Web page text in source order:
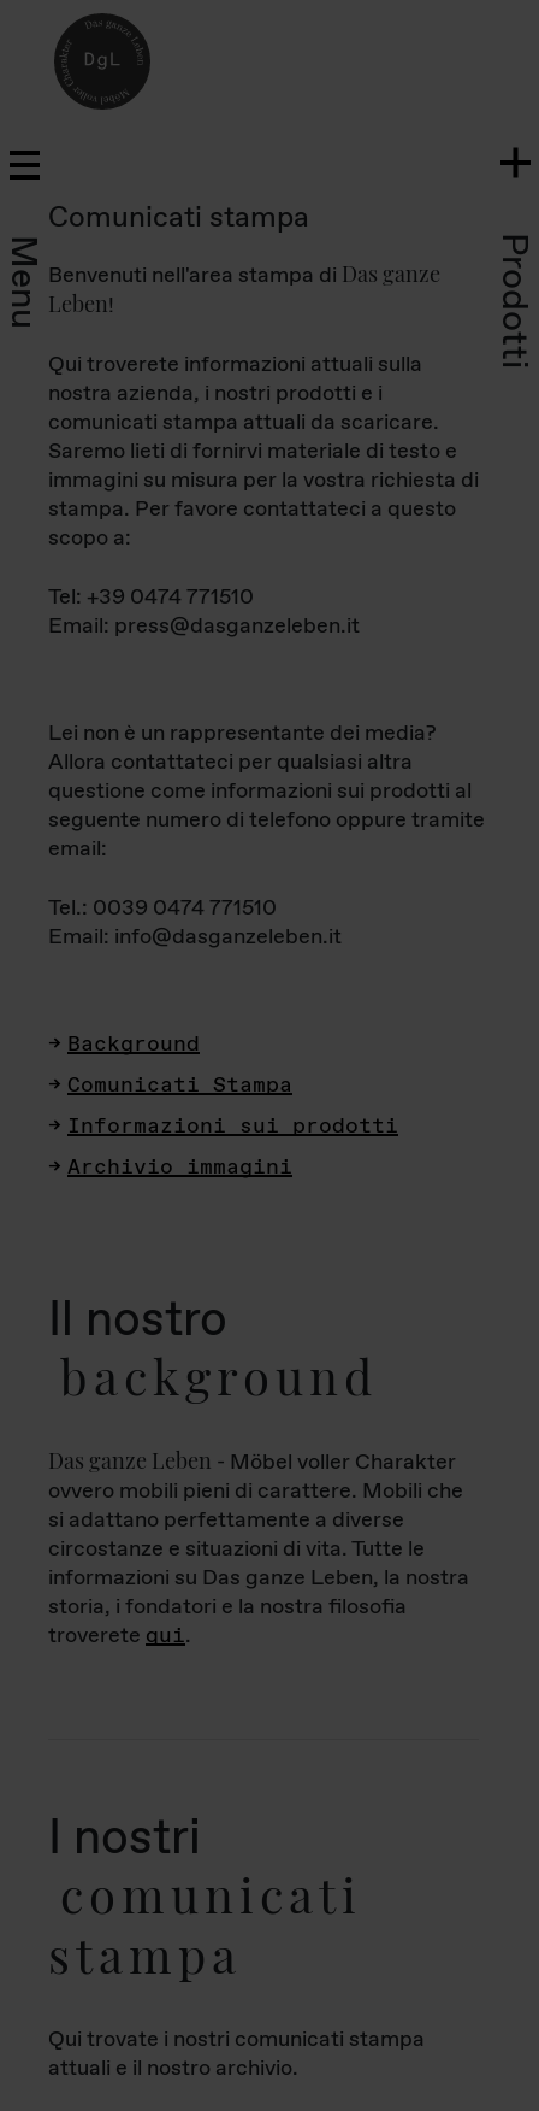
Menu Prodotti
Comunicati stampa
Benvenuti nell'area stampa di Das ganze
Leben!
Qui troverete informazioni attuali sulla
nostra azienda, i nostri prodotti e i
comunicati stampa attuali da scaricare.
Saremo lieti di fornirvi materiale di testo e
immagini su misura per la vostra richiesta di
stampa. Per favore contattateci a questo
scopo a:
Tel: +39 0474 771510
Email: press@dasganzeleben.it
Lei non è un rappresentante dei media?
Allora contattateci per qualsiasi altra
questione come informazioni sui prodotti al
seguente numero di telefono oppure tramite
email:
Tel.: 0039 0474 771510
Email: info@dasganzeleben.it
Background
Comunicati Stampa
Informazioni sui prodotti
Archivio immagini
Il nostro
background
Das ganze Leben - Möbel voller Charakter
ovvero mobili pieni di carattere. Mobili che
si adattano perfettamente a diverse
circostanze e situazioni di vita. Tutte le
informazioni su Das ganze Leben, la nostra
storia, i fondatori e la nostra filosofia
troverete qui.
I nostri
comunicati
stampa
Qui trovate i nostri comunicati stampa
attuali e il nostro archivio.